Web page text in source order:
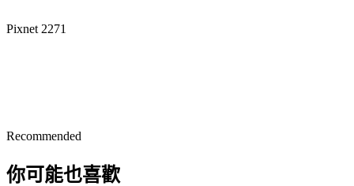
Pixnet 2271
Recommended
你可能也喜歡